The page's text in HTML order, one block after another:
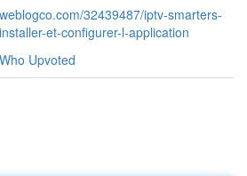
32439487/iptv-smarters-
et-configurer-l-application
Who Upvoted